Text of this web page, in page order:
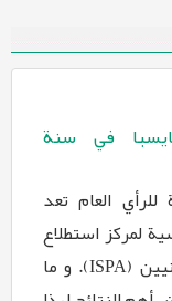
في سنة
للرأي العام تعد
لمركز استطلاع
الرأيالعام للطلاب الإيرانيين (ISPA). و ما